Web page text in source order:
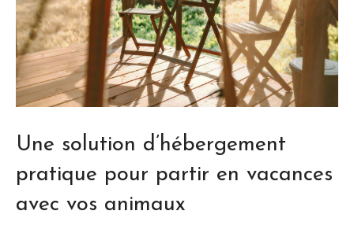
Une solution d’hébergement
pratique pour partir en vacances
avec vos animaux